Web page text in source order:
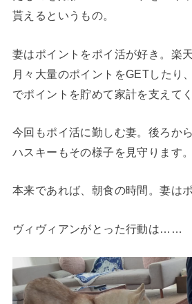
貰えるというもの。
妻はポイントをポイ活が好き。楽
月々大量のポイントをGETしたり
でポイントを貯めて家計を支えて
今回もポイ活に勤しむ妻。後ろか
ハスキーもその様子を見守ります。
本来であれば、朝食の時間。妻はポ
ヴィヴィアンがとった行動は……